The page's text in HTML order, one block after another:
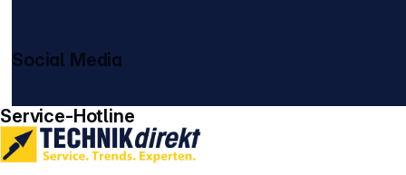
Service-Hotline
Social Media